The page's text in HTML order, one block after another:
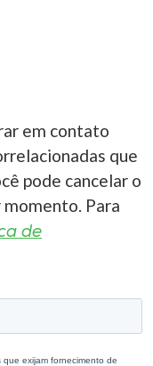
em contato
que
pode cancelar o
Para
de